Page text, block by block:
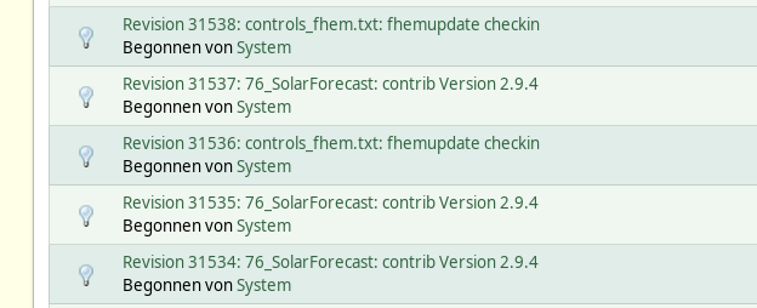
Revision 31538: controls_fhem.txt: fhemupdate checkin
Begonnen vonSystem
Revision 31537: 76_SolarForecast: contrib Version 2.9.4
Begonnen vonSystem
Revision 31536: controls_fhem.txt: fhemupdate checkin
Begonnen vonSystem
Revision 31535: 76_SolarForecast: contrib Version 2.9.4
Begonnen vonSystem
Revision 31534: 76_SolarForecast: contrib Version 2.9.4
Begonnen vonSystem